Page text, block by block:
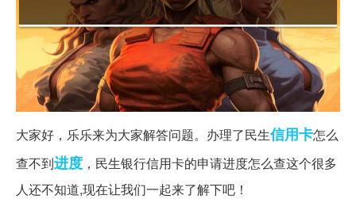
大家好，乐乐来为大家解答问题。办理了民生信用卡怎么
查不到进度 ，民生银行信用卡的申请进度怎么查这个很多
人还不知道,现在让我们一起来了解下吧！